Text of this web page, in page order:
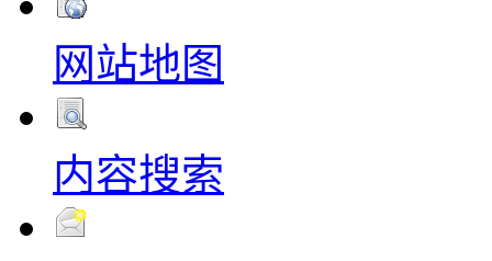
网站地图
内容搜索